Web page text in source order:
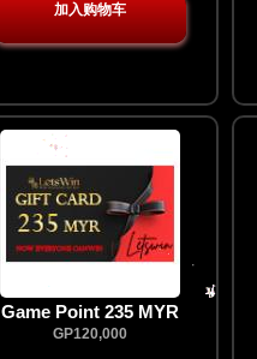
加入购物车
Game Point 235 MYR
GP120,000